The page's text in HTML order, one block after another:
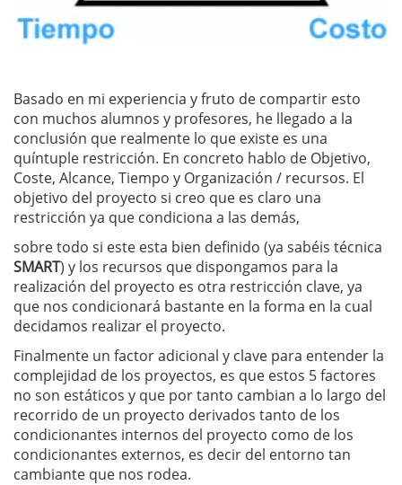
Basado en mi experiencia y fruto de compartir esto
con muchos alumnos y profesores, he llegado a la
conclusión que realmente lo que existe es una
quíntuple restricción. En concreto hablo de Objetivo,
Coste, Alcance, Tiempo y Organización / recursos. El
objetivo del proyecto si creo que es claro una
restricción ya que condiciona a las demás,
sobre todo si este esta bien definido (ya sabéis técnica
SMART) y los recursos que dispongamos para la
realización del proyecto es otra restricción clave, ya
que nos condicionará bastante en la forma en la cual
decidamos realizar el proyecto.
Finalmente un factor adicional y clave para entender la
complejidad de los proyectos, es que estos 5 factores
no son estáticos y que por tanto cambian a lo largo del
recorrido de un proyecto derivados tanto de los
condicionantes internos del proyecto como de los
condicionantes externos, es decir del entorno tan
cambiante que nos rodea.